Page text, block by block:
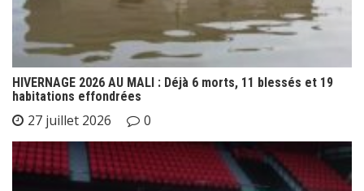
HIVERNAGE 2026 AU MALI : Déjà 6 morts, 11 blessés et 19
habitations effondrées
27 juillet 2026 0